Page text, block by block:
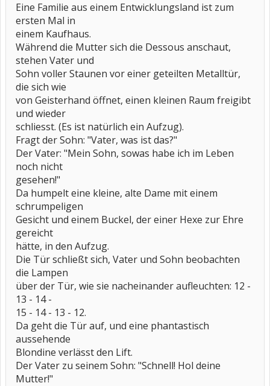
Eine Familie aus einem Entwicklungsland ist zum
ersten Mal in
einem Kaufhaus.
Während die Mutter sich die Dessous anschaut,
stehen Vater und
Sohn voller Staunen vor einer geteilten Metalltür,
die sich wie
von Geisterhand öffnet, einen kleinen Raum freigibt
und wieder
schliesst. (Es ist natürlich ein Aufzug).
Fragt der Sohn: "Vater, was ist das?"
Der Vater: "Mein Sohn, sowas habe ich im Leben
noch nicht
gesehen!"
Da humpelt eine kleine, alte Dame mit einem
schrumpeligen
Gesicht und einem Buckel, der einer Hexe zur Ehre
gereicht
hätte, in den Aufzug.
Die Tür schließt sich, Vater und Sohn beobachten
die Lampen
über der Tür, wie sie nacheinander aufleuchten: 12 -
13 - 14 -
15 - 14 - 13 - 12.
Da geht die Tür auf, und eine phantastisch
aussehende
Blondine verlässt den Lift.
Der Vater zu seinem Sohn: "Schnell! Hol deine
Mutter!"